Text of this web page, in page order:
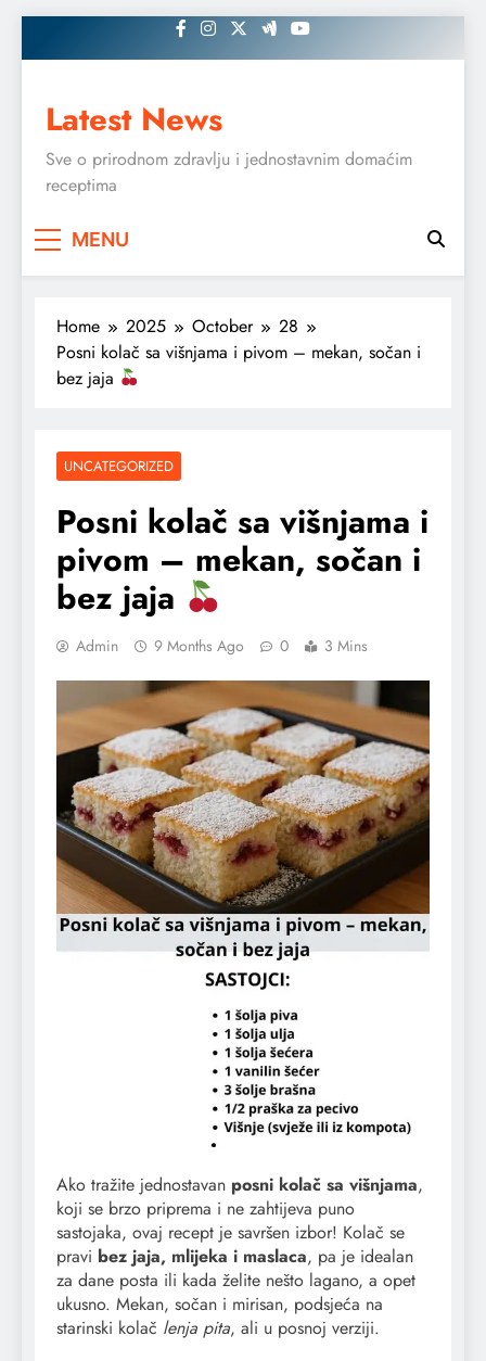
to
Latest News
Sve o prirodnom zdravlju i jednostavnim domaćim
receptima
MENU
Home 2025 October
28
Posni kolač sa višnjama i pivom – mekan, sočan i
bez jaja
UNCATEGORIZED
Posni kolač sa višnjama i
pivom – mekan, sočan i
bez jaja
Admin 9 Months Ago 0 3 Mins
Ako tražite jednostavan posni kolač sa višnjama,
koji se brzo priprema i ne zahtijeva puno
sastojaka, ovaj recept je savršen izbor! Kolač se
pravi bez jaja, mlijeka i maslaca, pa je idealan
za dane posta ili kada želite nešto lagano, a opet
ukusno. Mekan, sočan i mirisan, podsjeća na
starinski kolač lenja pita, ali u posnoj verziji.